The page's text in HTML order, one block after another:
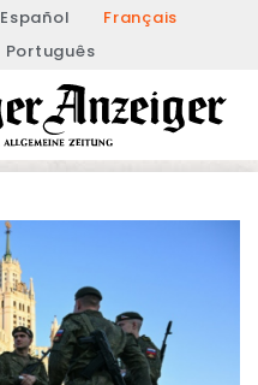
Español
Français
Português